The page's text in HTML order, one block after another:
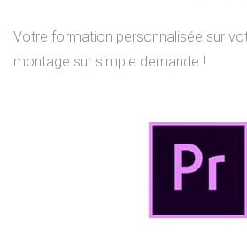
Votre formation personnalisée sur
montage sur simple demande !